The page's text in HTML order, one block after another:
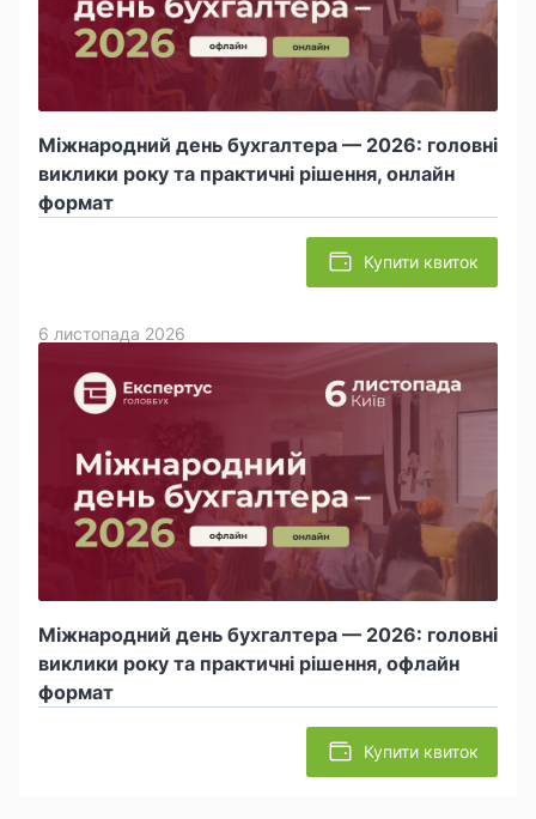
Міжнародний день бухгалтера — 2026: головні
виклики року та практичні рішення, онлайн
формат
Купити квиток
Міжнародний день бухгалтера — 2026: головні
виклики року та практичні рішення, офлайн
формат
6 листопада 2026
Купити квиток